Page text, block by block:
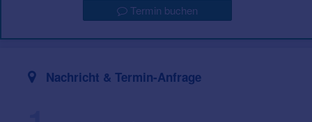
Termin buchen
Nachricht & Termin-Anfrage